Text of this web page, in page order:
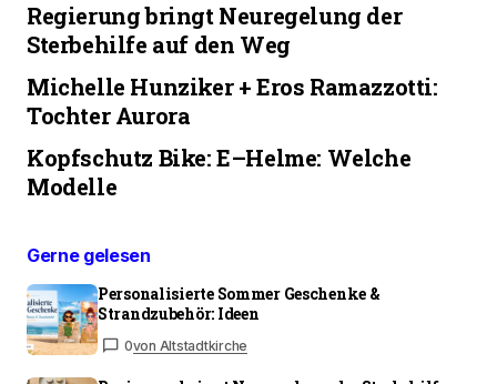
Regierung bringt Neuregelung der
Sterbehilfe auf den Weg
Michelle Hunziker + Eros Ramazzotti:
Tochter Aurora
Kopfschutz Bike: E–Helme: Welche
Modelle
Gerne gelesen
Personalisierte Sommer Geschenke &
Strandzubehör: Ideen
0von Altstadtkirche